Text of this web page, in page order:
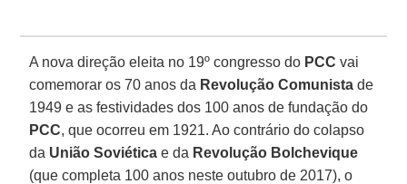
A nova direção eleita no 19º congresso do PCC vai
comemorar os 70 anos da Revolução Comunista de
1949 e as festividades dos 100 anos de fundação do
PCC, que ocorreu em 1921. Ao contrário do colapso
da União Soviética e da Revolução Bolchevique
(que completa 100 anos neste outubro de 2017), o